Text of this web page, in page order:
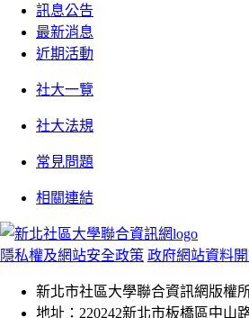
訊息公告
最新消息
近期活動
社大一覽
社大法規
常見問題
相關連結
隱私權及網站安全政策 政府網站資料
新北市社區大學聯合資訊網版權
地址：220242新北市板橋區中山